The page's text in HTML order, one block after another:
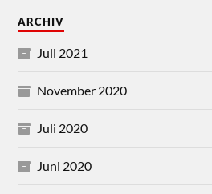
ARCHIV
Juli 2021
November 2020
Juli 2020
Juni 2020